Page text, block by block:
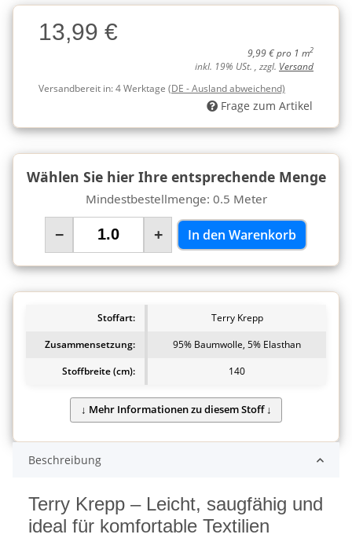
Charge
Charge13,99 €
9,99 € pro 1 m2
inkl. 19% USt. , zzgl. Versand
Versandbereit in:4 Werktage (DE - Ausland abweichend)
Frage zum Artikel
Wählen Sie hier Ihre entsprechende Menge
Mindestbestellmenge: 0.5 Meter
− + In den Warenkorb
Stoffart:
Terry Krepp
Zusammensetzung:
95% Baumwolle, 5% Elasthan
Stoffbreite (cm):
140
Beschreibung
Terry Krepp – Leicht, saugfähig und
ideal für komfortable Textilien